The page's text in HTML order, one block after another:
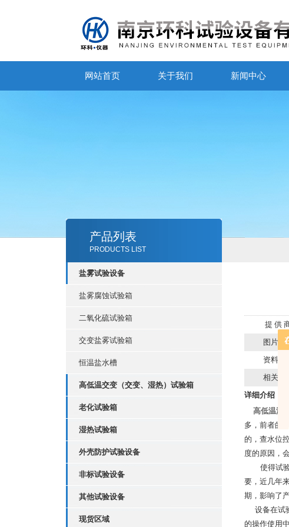
网站首页 关于我们 新闻中心
产品列表
PRODUCTS LIST
盐雾试验设备
盐雾腐蚀试验箱
二氧化硫试验箱
交变盐雾试验箱
恒温盐水槽
高低温交变（交变、湿热）试验箱
老化试验箱
湿热试验箱
外壳防护试验设备
非标试验设备
其他试验设备
现货区域
提 供
图片类
资料类
相关产
详细介绍：
高低温湿
多，前者的
的，查水位
度的原因，
使得试验
要，近几年
期，影响了
设备在试
的操作使用